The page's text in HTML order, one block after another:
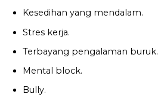
Kesedihan yang mendalam.
Stres kerja.
Terbayang pengalaman buruk.
Mental block.
Bully.